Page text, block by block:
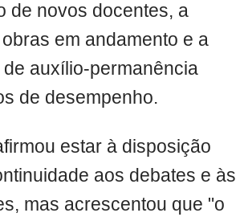
de novos docentes, a
em andamento e a
auxílio-permanência
de desempenho.
estar à disposição
aos debates e às
mas acrescentou que "o